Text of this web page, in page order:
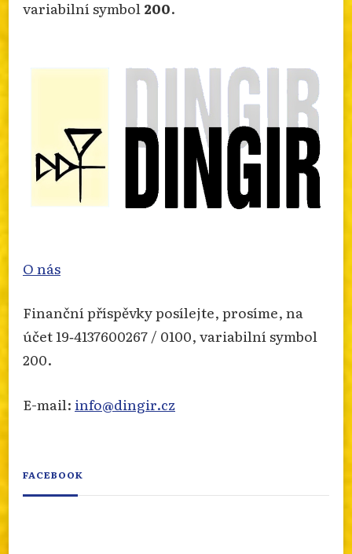
info.dingir.cz/2026/07/zprava-o-
Sdílet
variabilní symbol200.
O nás
Finanční příspěvky posílejte, prosíme, na
účet 19‐4137600267 / 0100, variabilní symbol
200.
E-mail: info@dingir.cz
FACEBOOK